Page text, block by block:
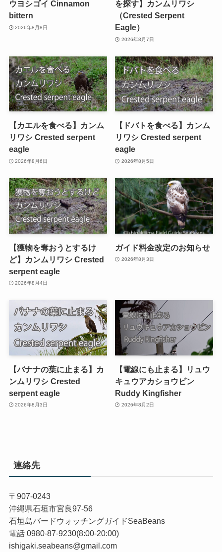
ウヨシゴイ Cinnamon
bittern
2026年8月8日
を探す】カンムリワシ
（Crested Serpent
Eagle）
2026年8月7日
【カエルを食べる】カンム
リワシ Crested serpent
eagle
2026年8月6日
【ドバトを食べる】カンム
リワシ Crested serpent
eagle
2026年8月5日
【獲物を奪おうとするけ
ど】カンムリワシ Crested
serpent eagle
2026年8月4日
ガイド料金改定のお知らせ
2026年8月3日
【バナナの葉に止まる】カ
ンムリワシ Crested
serpent eagle
2026年8月3日
【電線にも止まる】リュウ
キュウアカショウビン
Ruddy Kingfisher
2026年8月2日
連絡先
〒907-0243
沖縄県石垣市宮良97-56
石垣島バードウォッチングガイドSeaBeans
電話 0980-87-9230(8:00-20:00)
ishigaki.seabeans@gmail.com